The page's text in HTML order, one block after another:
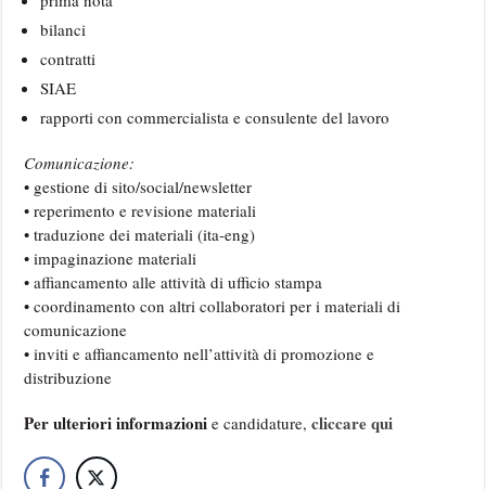
bilanci
contratti
SIAE
rapporti con commercialista e consulente del lavoro
Comunicazione:
• gestione di sito/social/newsletter
• reperimento e revisione materiali
• traduzione dei materiali (ita-eng)
• impaginazione materiali
• affiancamento alle attività di ufficio stampa
• coordinamento con altri collaboratori per i materiali di
comunicazione
• inviti e affiancamento nell’attività di promozione e
distribuzione
Per ulteriori informazioni e candidature,cliccare qui